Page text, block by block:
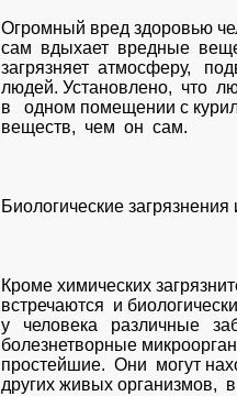
Огромный вред здоровью
сам  вдыхает  вредные
загрязняет  атмосферу,
людей. Установлено,  что
в   одном помещении с
веществ,  чем  он  сам.
Биологические
Кроме химических
встречаются  и
у   человека   различные
болезнетворные
простейшие.  Они  могут
других живых организмов,